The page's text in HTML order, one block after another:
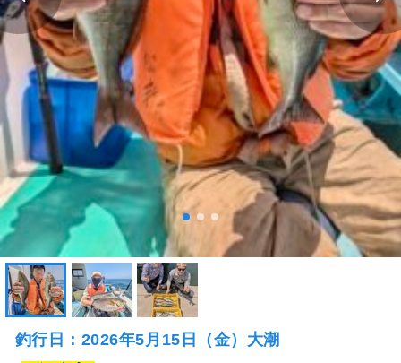
釣行日：2026年5月15日（金）大潮